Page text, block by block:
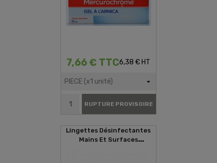
7,66 € TTC6,38 € HT
RUPTURE PROVISOIRE
Lingettes Désinfectantes
Mains Et Surfaces